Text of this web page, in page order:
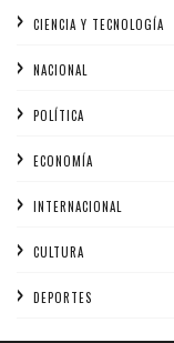
CIENCIA Y TECNOLOGÍA
NACIONAL
POLÍTICA
ECONOMÍA
INTERNACIONAL
CULTURA
DEPORTES